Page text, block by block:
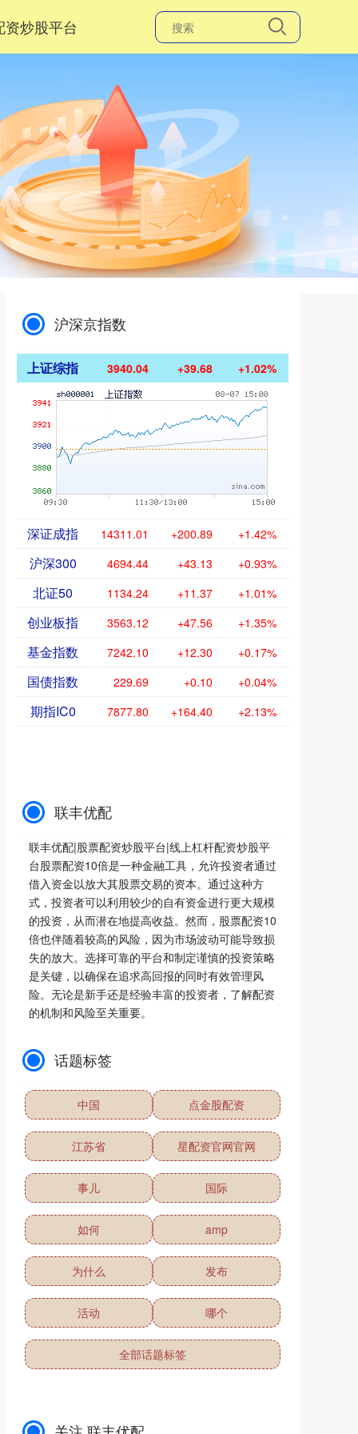
炒股平台
沪深京指数
上证综指 3940.04 +39.68 +1.02%
深证成指 14311.01 +200.89 +1.42%
沪深300 4694.44 +43.13 +0.93%
北证50 1134.24 +11.37 +1.01%
创业板指 3563.12 +47.56 +1.35%
基金指数 7242.10 +12.30 +0.17%
国债指数 229.69 +0.10 +0.04%
期指IC0 7877.80 +164.40 +2.13%
联丰优配
联丰优配|股票配资炒股平台|线上杠杆配资炒股平
台股票配资10倍是一种金融工具，允许投资者通过
借入资金以放大其股票交易的资本。通过这种方
式，投资者可以利用较少的自有资金进行更大规模
的投资，从而潜在地提高收益。然而，股票配资10
倍也伴随着较高的风险，因为市场波动可能导致损
失的放大。选择可靠的平台和制定谨慎的投资策略
是关键，以确保在追求高回报的同时有效管理风
险。无论是新手还是经验丰富的投资者，了解配资
的机制和风险至关重要。
话题标签
中国 点金股配资
江苏省 星配资官网官网
事儿 国际
如何 amp
为什么 发布
活动 哪个
全部话题标签